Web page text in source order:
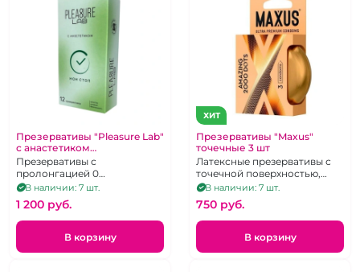
Презервативы "Pleasure Lab"
с анастетиком
продлевающие, 12 шт
Презервативы с
пролонгацией 0
увеличивают время секса
В наличии: 7 шт.
1 200 pуб.
В корзину
ХИТ
Презервативы "Maxus"
точечные 3 шт
Латексные презервативы с
точечной поверхностью,
упаковка 3 шт.
В наличии: 7 шт.
750 pуб.
В корзину